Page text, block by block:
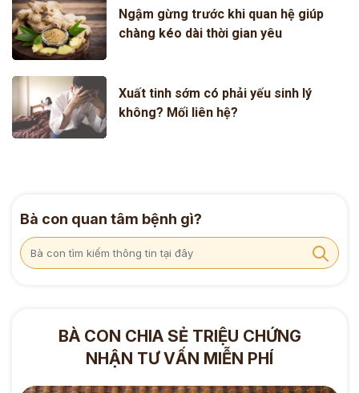
Ngậm gừng trước khi quan hệ giúp
chàng kéo dài thời gian yêu
Xuất tinh sớm có phải yếu sinh lý
không? Mối liên hệ?
Bà con quan tâm bệnh gì?
BÀ CON CHIA SẺ TRIỆU CHỨNG
NHẬN TƯ VẤN MIỄN PHÍ